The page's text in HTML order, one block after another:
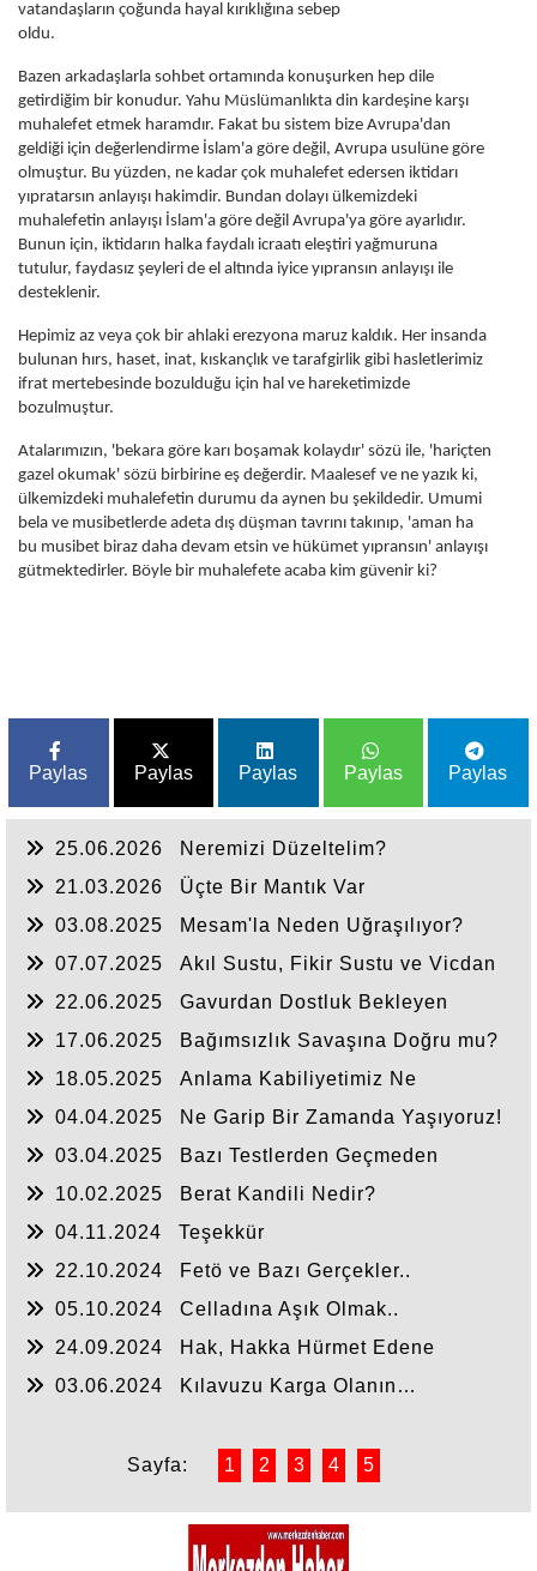
vatandaşların çoğunda hayal kırıklığına sebep
oldu.
Bazen arkadaşlarla sohbet ortamında konuşurken hep dile
getirdiğim bir konudur. Yahu Müslümanlıkta din kardeşine karşı
muhalefet etmek haramdır. Fakat bu sistem bize Avrupa'dan
geldiği için değerlendirme İslam'a göre değil, Avrupa usulüne göre
olmuştur. Bu yüzden, ne kadar çok muhalefet edersen iktidarı
yıpratarsın anlayışı hakimdir. Bundan dolayı ülkemizdeki
muhalefetin anlayışı İslam'a göre değil Avrupa'ya göre ayarlıdır.
Bunun için, iktidarın halka faydalı icraatı eleştiri yağmuruna
tutulur, faydasız şeyleri de el altında iyice yıpransın anlayışı ile
desteklenir.
Hepimiz az veya çok bir ahlaki erezyona maruz kaldık. Her insanda
bulunan hırs, haset, inat, kıskançlık ve tarafgirlik gibi hasletlerimiz
ifrat mertebesinde bozulduğu için hal ve hareketimizde
bozulmuştur.
Atalarımızın, 'bekara göre karı boşamak kolaydır' sözü ile, 'hariçten
gazel okumak' sözü birbirine eş değerdir. Maalesef ve ne yazık ki,
ülkemizdeki muhalefetin durumu da aynen bu şekildedir. Umumi
bela ve musibetlerde adeta dış düşman tavrını takınıp, 'aman ha
bu musibet biraz daha devam etsin ve hükümet yıpransın' anlayışı
gütmektedirler. Böyle bir muhalefete acaba kim güvenir ki?
Paylas Paylas Paylas Paylas Paylas
25.06.2026
Neremizi Düzeltelim?
21.03.2026
Üçte Bir Mantık Var
03.08.2025
Mesam'la Neden Uğraşılıyor?
07.07.2025
Akıl Sustu, Fikir Sustu ve Vicdan
22.06.2025
Gavurdan Dostluk Bekleyen
17.06.2025
Bağımsızlık Savaşına Doğru mu?
18.05.2025
Anlama Kabiliyetimiz Ne
04.04.2025
Ne Garip Bir Zamanda Yaşıyoruz!
03.04.2025
Bazı Testlerden Geçmeden
10.02.2025
Berat Kandili Nedir?
04.11.2024
Teşekkür
22.10.2024
Fetö ve Bazı Gerçekler..
05.10.2024
Celladına Aşık Olmak..
24.09.2024
Hak, Hakka Hürmet Edene
03.06.2024
Kılavuzu Karga Olanın…
Sayfa: 1 2 3 4 5